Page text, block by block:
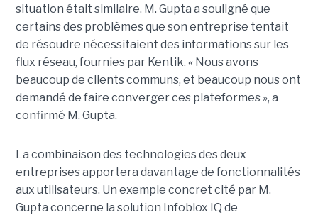
situation était similaire. M. Gupta a souligné que
certains des problèmes que son entreprise tentait
de résoudre nécessitaient des informations sur les
flux réseau, fournies par Kentik. « Nous avons
beaucoup de clients communs, et beaucoup nous ont
demandé de faire converger ces plateformes », a
confirmé M. Gupta.
La combinaison des technologies des deux
entreprises apportera davantage de fonctionnalités
aux utilisateurs. Un exemple concret cité par M.
Gupta concerne la solution Infoblox IQ de